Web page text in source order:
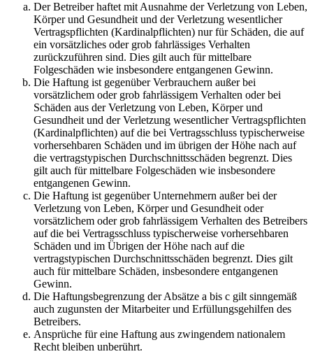
Der Betreiber haftet mit Ausnahme der Verletzung von Leben,
Körper und Gesundheit und der Verletzung wesentlicher
Vertragspflichten (Kardinalpflichten) nur für Schäden, die auf
ein vorsätzliches oder grob fahrlässiges Verhalten
zurückzuführen sind. Dies gilt auch für mittelbare
Folgeschäden wie insbesondere entgangenen Gewinn.
Die Haftung ist gegenüber Verbrauchern außer bei
vorsätzlichem oder grob fahrlässigem Verhalten oder bei
Schäden aus der Verletzung von Leben, Körper und
Gesundheit und der Verletzung wesentlicher Vertragspflichten
(Kardinalpflichten) auf die bei Vertragsschluss typischerweise
vorhersehbaren Schäden und im übrigen der Höhe nach auf
die vertragstypischen Durchschnittsschäden begrenzt. Dies
gilt auch für mittelbare Folgeschäden wie insbesondere
entgangenen Gewinn.
Die Haftung ist gegenüber Unternehmern außer bei der
Verletzung von Leben, Körper und Gesundheit oder
vorsätzlichem oder grob fahrlässigem Verhalten des Betreibers
auf die bei Vertragsschluss typischerweise vorhersehbaren
Schäden und im Übrigen der Höhe nach auf die
vertragstypischen Durchschnittsschäden begrenzt. Dies gilt
auch für mittelbare Schäden, insbesondere entgangenen
Gewinn.
Die Haftungsbegrenzung der Absätze a bis c gilt sinngemäß
auch zugunsten der Mitarbeiter und Erfüllungsgehilfen des
Betreibers.
Ansprüche für eine Haftung aus zwingendem nationalem
Recht bleiben unberührt.